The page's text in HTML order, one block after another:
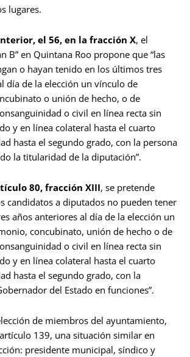
lugares.
el 56, en la fracción X, el
B” en Quintana Roo propone que “las
o hayan tenido en los últimos tres
día de la elección un vínculo de
o unión de hecho, o de
o civil en línea recta sin
y en línea colateral hasta el cuarto
hasta el segundo grado, con la persona
la titularidad de la diputación”.
80, fracción XIII, se pretende
candidatos a diputados no pueden tener
años anteriores al día de la elección un
concubinato, unión de hecho o de
o civil en línea recta sin
y en línea colateral hasta el cuarto
hasta el segundo grado, con la
del Estado en funciones”.
de miembros del ayuntamiento,
139, una situación similar en
presidente municipal, síndico y